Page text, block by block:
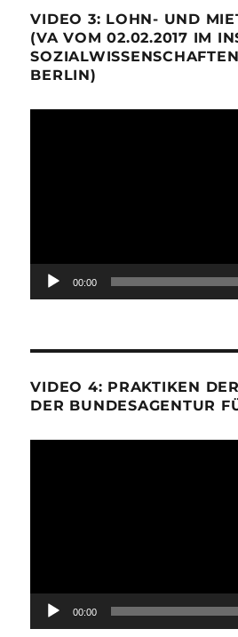
VIDEO 3: LOHN- UND
(VA VOM 02.02.2017 IM
BERLIN)
00:00
VIDEO 4: PRAKTIKEN
DER BUNDESAGENTUR
00:00